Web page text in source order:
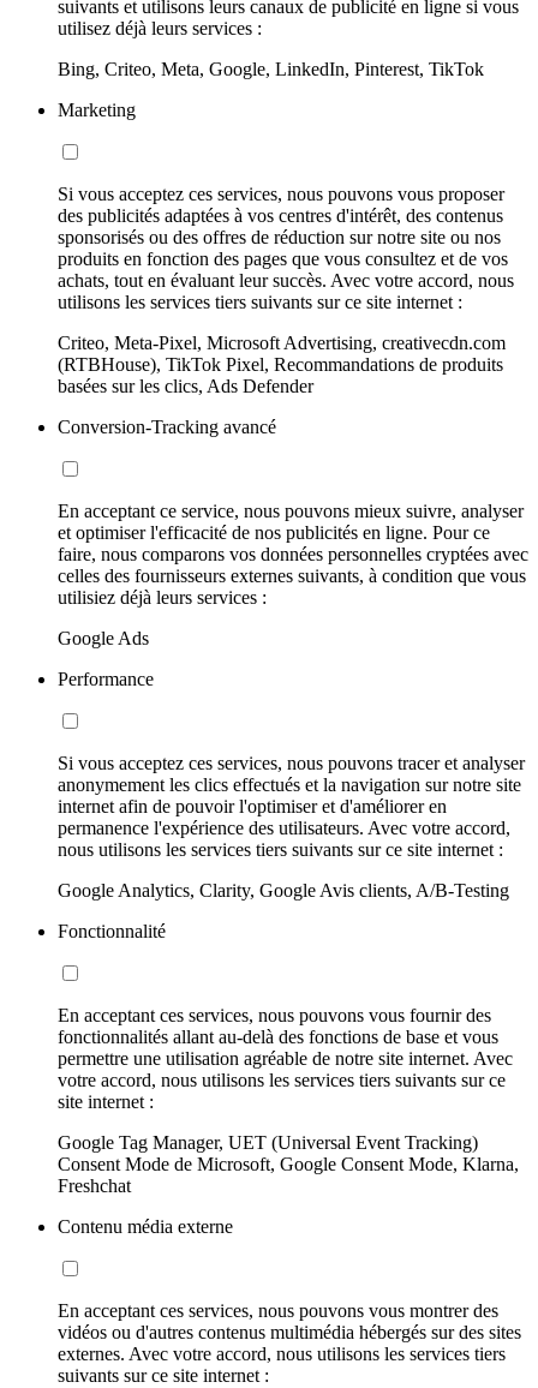
suivants et utilisons leurs canaux de publicité en ligne si vous
utilisez déjà leurs services :
Bing, Criteo, Meta, Google, LinkedIn, Pinterest, TikTok
Marketing
Si vous acceptez ces services, nous pouvons vous proposer
des publicités adaptées à vos centres d'intérêt, des contenus
sponsorisés ou des offres de réduction sur notre site ou nos
produits en fonction des pages que vous consultez et de vos
achats, tout en évaluant leur succès. Avec votre accord, nous
utilisons les services tiers suivants sur ce site internet :
Criteo, Meta-Pixel, Microsoft Advertising, creativecdn.com
(RTBHouse), TikTok Pixel, Recommandations de produits
basées sur les clics, Ads Defender
Conversion-Tracking avancé
En acceptant ce service, nous pouvons mieux suivre, analyser
et optimiser l'efficacité de nos publicités en ligne. Pour ce
faire, nous comparons vos données personnelles cryptées avec
celles des fournisseurs externes suivants, à condition que vous
utilisiez déjà leurs services :
Google Ads
Performance
Si vous acceptez ces services, nous pouvons tracer et analyser
anonymement les clics effectués et la navigation sur notre site
internet afin de pouvoir l'optimiser et d'améliorer en
permanence l'expérience des utilisateurs. Avec votre accord,
nous utilisons les services tiers suivants sur ce site internet :
Google Analytics, Clarity, Google Avis clients, A/B-Testing
Fonctionnalité
En acceptant ces services, nous pouvons vous fournir des
fonctionnalités allant au-delà des fonctions de base et vous
permettre une utilisation agréable de notre site internet. Avec
votre accord, nous utilisons les services tiers suivants sur ce
site internet :
Google Tag Manager, UET (Universal Event Tracking)
Consent Mode de Microsoft, Google Consent Mode, Klarna,
Freshchat
Contenu média externe
En acceptant ces services, nous pouvons vous montrer des
vidéos ou d'autres contenus multimédia hébergés sur des sites
externes. Avec votre accord, nous utilisons les services tiers
suivants sur ce site internet :